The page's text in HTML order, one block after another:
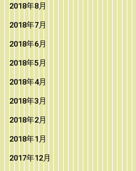
2018年8月
2018年7月
2018年6月
2018年5月
2018年4月
2018年3月
2018年2月
2018年1月
2017年12月